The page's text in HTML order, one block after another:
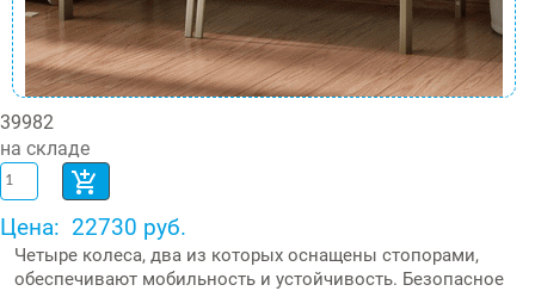
39982
на складе
Цена: 22730 руб.
Четыре колеса, два из которых оснащены стопорами,
обеспечивают мобильность и устойчивость. Безопасное